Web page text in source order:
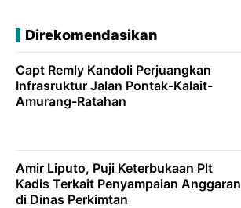
Direkomendasikan
Capt Remly Kandoli Perjuangkan
Infrasruktur Jalan Pontak-Kalait-
Amurang-Ratahan
Amir Liputo, Puji Keterbukaan Plt
Kadis Terkait Penyampaian Anggaran
di Dinas Perkimtan